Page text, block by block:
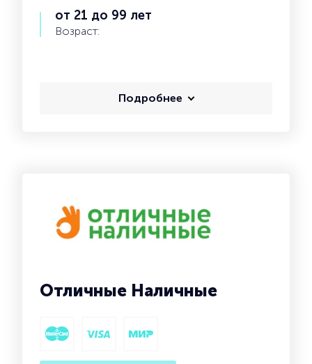
от 21 до 99 лет
Возраст:
Подробнее
Отличные Наличные